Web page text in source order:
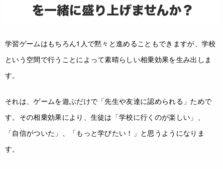
学習ゲームはもちろん1人で黙々と進めることもできますが、学校
という空間で行うことによって素晴らしい相乗効果を生み出しま
す。
それは、ゲームを遊ぶだけで「先生や友達に認められる」ためで
す。その相乗効果により、生徒は「学校に行くのが楽しい」、
「自信がついた」、「もっと学びたい！」と思うようになりま
す。